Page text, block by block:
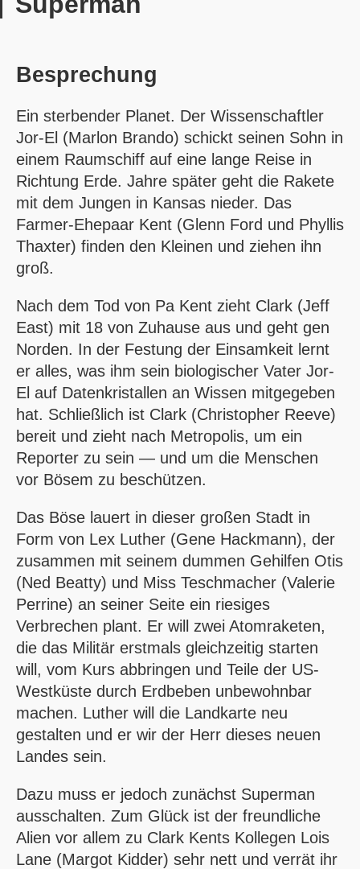
Besprechung
Ein sterbender Planet. Der Wissenschaftler
Jor-El (Marlon Brando) schickt seinen Sohn in
einem Raumschiff auf eine lange Reise in
Richtung Erde. Jahre später geht die Rakete
mit dem Jungen in Kansas nieder. Das
Farmer-Ehepaar Kent (Glenn Ford und Phyllis
Thaxter) finden den Kleinen und ziehen ihn
groß.
Nach dem Tod von Pa Kent zieht Clark (Jeff
East) mit 18 von Zuhause aus und geht gen
Norden. In der Festung der Einsamkeit lernt
er alles, was ihm sein biologischer Vater Jor-
El auf Datenkristallen an Wissen mitgegeben
hat. Schließlich ist Clark (Christopher Reeve)
bereit und zieht nach Metropolis, um ein
Reporter zu sein — und um die Menschen
vor Bösem zu beschützen.
Das Böse lauert in dieser großen Stadt in
Form von Lex Luther (Gene Hackmann), der
zusammen mit seinem dummen Gehilfen Otis
(Ned Beatty) und Miss Teschmacher (Valerie
Perrine) an seiner Seite ein riesiges
Verbrechen plant. Er will zwei Atomraketen,
die das Militär erstmals gleichzeitig starten
will, vom Kurs abbringen und Teile der US-
Westküste durch Erdbeben unbewohnbar
machen. Luther will die Landkarte neu
gestalten und er wir der Herr dieses neuen
Landes sein.
Dazu muss er jedoch zunächst Superman
ausschalten. Zum Glück ist der freundliche
Alien vor allem zu Clark Kents Kollegen Lois
Lane (Margot Kidder) sehr nett und verrät ihr